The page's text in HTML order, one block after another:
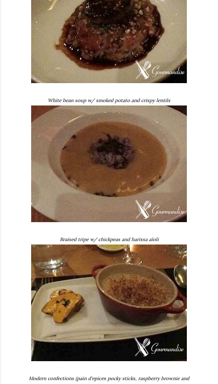
White bean soup w/ smoked potato and crispy lentils
Braised tripe w/ chickpeas and harissa aïoli
Modern confections (pain d'epices pocky sticks, raspberry brownie and